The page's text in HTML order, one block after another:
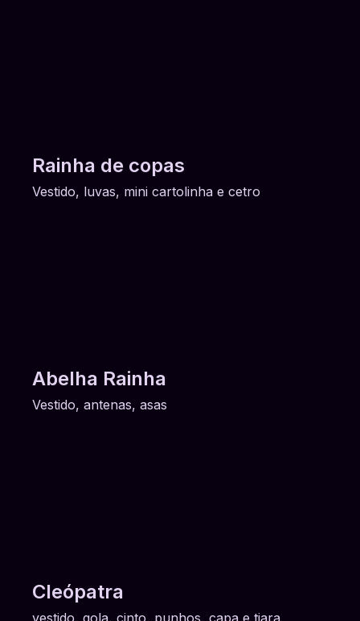
Rainha de copas
Vestido, luvas, mini cartolinha e cetro
Abelha Rainha
Vestido, antenas, asas
Cleópatra
vestido, gola, cinto, punhos, capa e tiara